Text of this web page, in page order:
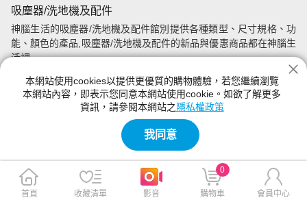
吸塵器/洗地機及配件
神腦生活的吸塵器/洗地機及配件館別提供各種類型、尺寸規格、功
能、顏色的產品,吸塵器/洗地機及配件的新品與優惠商品都在神腦生
活裡
本網站使用cookies以提供更優質的購物體驗，若您繼續瀏覽
本網站內容，即表示您同意本網站使用cookie。如欲了解更多
資訊，請參閱本網站之 隱私權政策
我同意
首頁 收藏清單 影音 購物車
0
會員中心